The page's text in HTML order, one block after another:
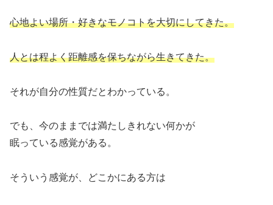
心地よい場所・好きなモノコトを大切にしてきた。
人とは程よく距離感を保ちながら生きてきた。
それが自分の性質だとわかっている。
でも、今のままでは満たしきれない何かが
眠っている感覚がある。
そういう感覚が、どこかにある方は